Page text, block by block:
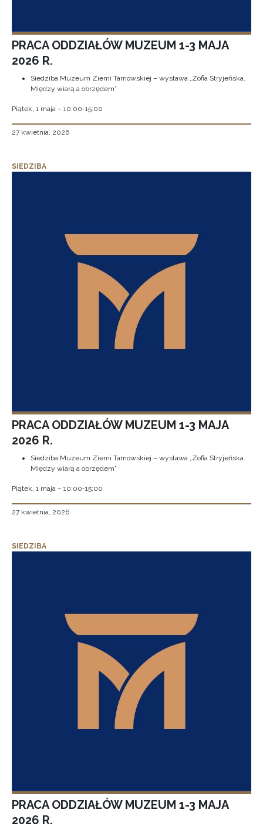
PRACA ODDZIAŁÓW MUZEUM 1-3 MAJA
2026 R.
Siedziba Muzeum Ziemi Tarnowskiej – wystawa „Zofia Stryjeńska.
Między wiarą a obrzędem”
Piątek, 1 maja – 10:00-15:00
27 kwietnia, 2026
SIEDZIBA
PRACA ODDZIAŁÓW MUZEUM 1-3 MAJA
2026 R.
Siedziba Muzeum Ziemi Tarnowskiej – wystawa „Zofia Stryjeńska.
Między wiarą a obrzędem”
Piątek, 1 maja – 10:00-15:00
27 kwietnia, 2026
SIEDZIBA
PRACA ODDZIAŁÓW MUZEUM 1-3 MAJA
2026 R.